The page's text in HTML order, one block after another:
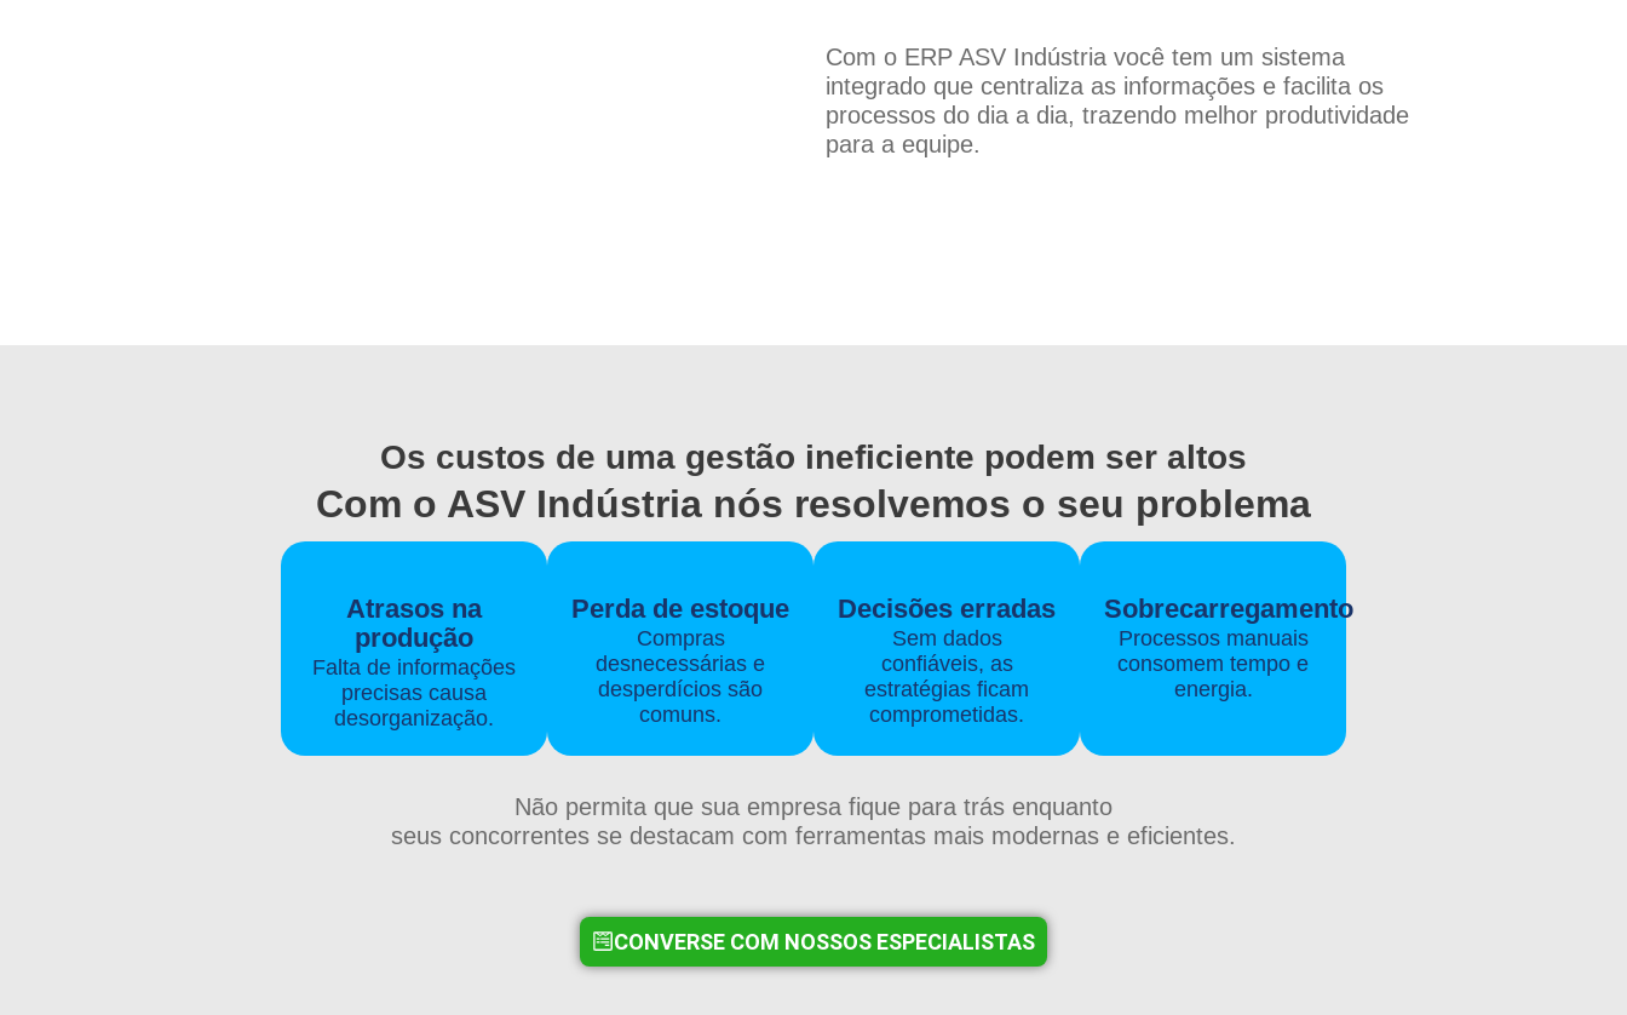
Com o ERP ASV Indústria você tem um sistema
integrado que centraliza as informações e facilita os
processos do dia a dia, trazendo melhor produtividade
para a equipe.
Os custos de uma gestão ineficiente podem ser altos
Com o ASV Indústria nós resolvemos o seu problema
Atrasos na
produção
Falta de informações
precisas causa
desorganização.
Perda de estoque
Compras
desnecessárias e
desperdícios são
comuns.
Decisões erradas
Sem dados
confiáveis, as
estratégias ficam
comprometidas.
Sobrecarregamento
Processos manuais
consomem tempo e
energia.
Não permita que sua empresa fique para trás enquanto
seus concorrentes se destacam com ferramentas mais modernas e eficientes.
CONVERSE COM NOSSOS ESPECIALISTAS